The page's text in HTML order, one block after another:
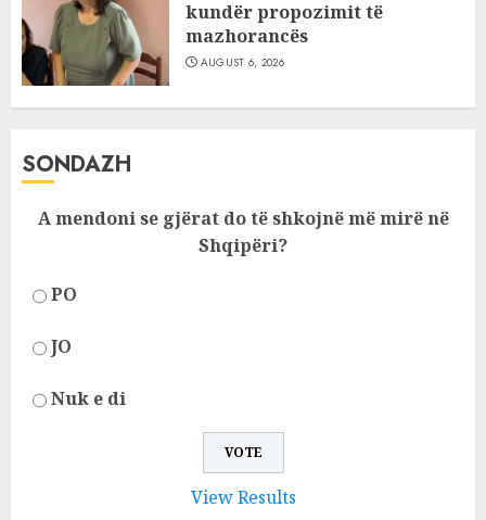
kundër propozimit të
mazhorancës
AUGUST 6, 2026
SONDAZH
A mendoni se gjërat do të shkojnë më mirë në
Shqipëri?
PO
JO
Nuk e di
View Results